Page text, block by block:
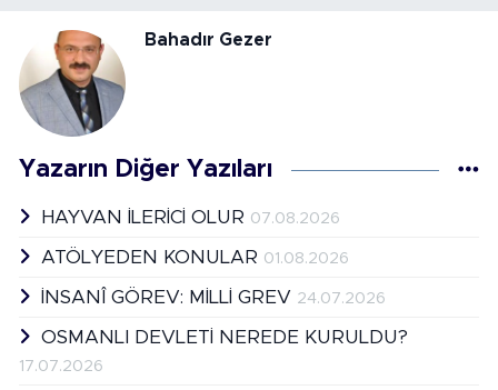
Bahadır Gezer
Yazarın Diğer Yazıları
HAYVAN İLERİCİ OLUR 07.08.2026
ATÖLYEDEN KONULAR 01.08.2026
İNSANÎ GÖREV: MİLLİ GREV 24.07.2026
OSMANLI DEVLETİ NEREDE KURULDU?
17.07.2026